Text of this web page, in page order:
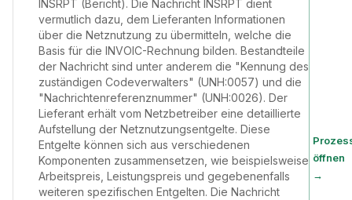
INSRPT (Bericht). Die Nachricht INSRPT dient
vermutlich dazu, dem Lieferanten Informationen
über die Netznutzung zu übermitteln, welche die
Basis für die INVOIC-Rechnung bilden. Bestandteile
der Nachricht sind unter anderem die "Kennung des
zuständigen Codeverwalters" (UNH:0057) und die
"Nachrichtenreferenznummer" (UNH:0026). Der
Lieferant erhält vom Netzbetreiber eine detaillierte
Aufstellung der Netznutzungsentgelte. Diese
Entgelte können sich aus verschiedenen
Komponenten zusammensetzen, wie beispielsweise
Arbeitspreis, Leistungspreis und gegebenenfalls
weiteren spezifischen Entgelten. Die Nachricht
öffnen
→